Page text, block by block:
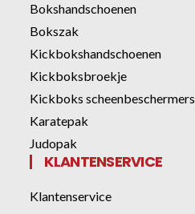
Bokshandschoenen
Bokszak
Kickbokshandschoenen
Kickboksbroekje
Kickboks scheenbeschermers
Karatepak
Judopak
KLANTENSERVICE
Klantenservice